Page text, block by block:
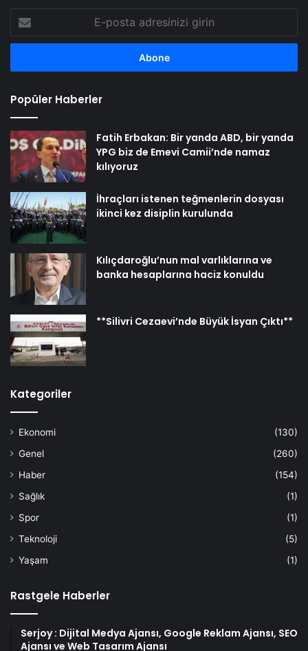
posta
adresinizi
Popüler Haberler
Fatih Erbakan: Bir yanda ABD, bir yanda
YPG biz de Emevi Camii’nde namaz
kılıyoruz
İhraçları istenen teğmenlerin dosyası
ikinci kez disiplin kurulunda
Kılıçdaroğlu’nun mal varlıklarına ve
banka hesaplarına haciz konuldu
**Silivri Cezaevi’nde Büyük İsyan Çıktı**
Kategoriler
Ekonomi
(130)
Genel
(260)
Haber
(154)
Sağlık
(1)
Spor
(1)
Teknoloji
(5)
Yaşam
(1)
Rastgele Haberler
Serjoy : Dijital Medya Ajansı, Google Reklam Ajansı, SEO
Ajansı ve Web Tasarım Ajansı